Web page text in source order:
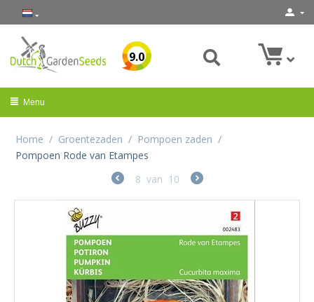
9.0
Menu
Home / Groentezaden / Pompoen zaden /
Pompoen Rode van Etampes
8 van 10